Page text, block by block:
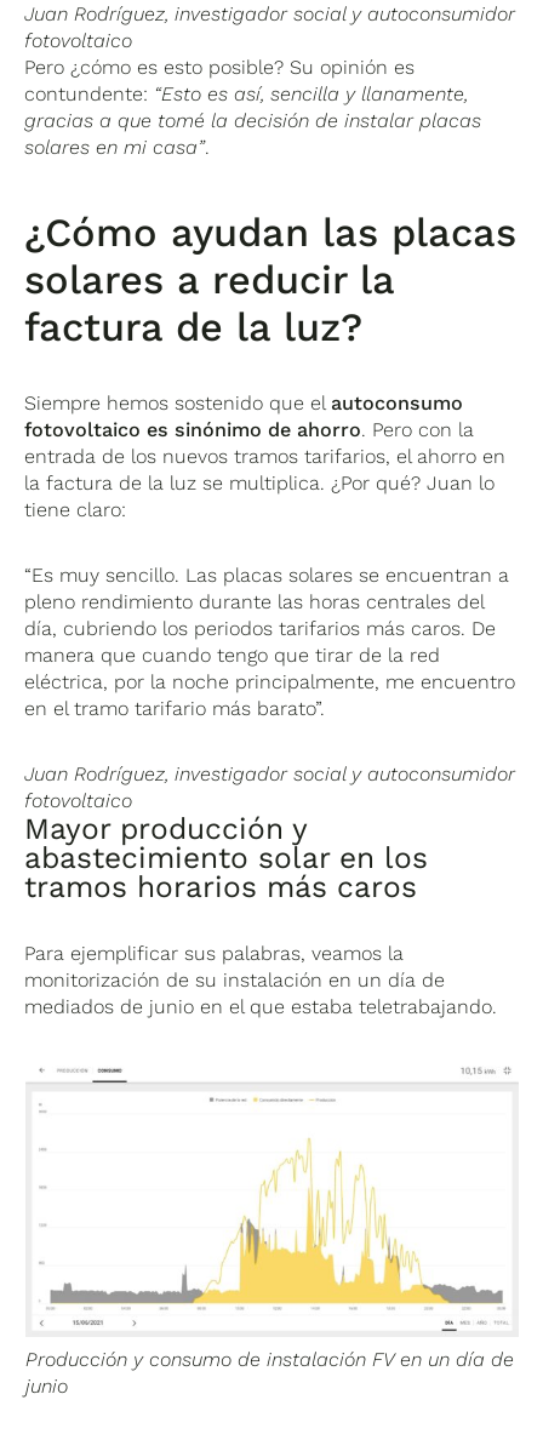
Juan Rodríguez, investigador social y autoconsumidor
fotovoltaico
Pero ¿cómo es esto posible? Su opinión es
contundente: “Esto es así, sencilla y llanamente,
gracias a que tomé la decisión de instalar placas
solares en mi casa”.
¿Cómo ayudan las placas
solares a reducir la
factura de la luz?
Siempre hemos sostenido que el autoconsumo
fotovoltaico es sinónimo de ahorro. Pero con la
entrada de los nuevos tramos tarifarios, el ahorro en
la factura de la luz se multiplica. ¿Por qué? Juan lo
tiene claro:
“Es muy sencillo. Las placas solares se encuentran a
pleno rendimiento durante las horas centrales del
día, cubriendo los periodos tarifarios más caros. De
manera que cuando tengo que tirar de la red
eléctrica, por la noche principalmente, me encuentro
en el tramo tarifario más barato”.
Juan Rodríguez, investigador social y autoconsumidor
fotovoltaico
Mayor producción y
abastecimiento solar en los
tramos horarios más caros
Para ejemplificar sus palabras, veamos la
monitorización de su instalación en un día de
mediados de junio en el que estaba teletrabajando.
Producción y consumo de instalación FV en un día de
junio